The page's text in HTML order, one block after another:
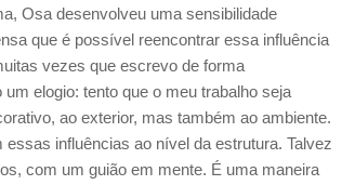
Osa desenvolveu uma sensibilidade
que é possível reencontrar essa influência
vezes que escrevo de forma
elogio: tento que o meu trabalho seja
ao exterior, mas também ao ambiente.
influências ao nível da estrutura. Talvez
com um guião em mente. É uma maneira